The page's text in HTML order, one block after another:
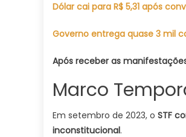
Dólar cai para R$ 5,31 após
Governo entrega quase 3 mil
Após receber as
Marco
Em setembro de 2023, o STF
inconstitucional.